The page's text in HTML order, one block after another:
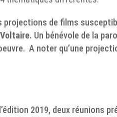
de films
Un bénévole de la
A noter qu’une
2019, deux réunions